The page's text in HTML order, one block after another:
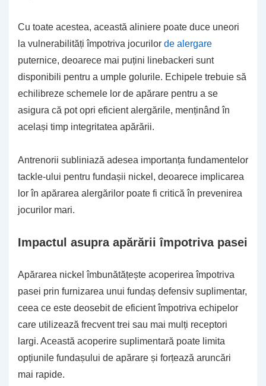
Cu toate acestea, această aliniere poate duce uneori
la vulnerabilități împotriva jocurilor de alergare
puternice, deoarece mai puțini linebackeri sunt
disponibili pentru a umple golurile. Echipele trebuie să
echilibreze schemele lor de apărare pentru a se
asigura că pot opri eficient alergările, menținând în
același timp integritatea apărării.
Antrenorii subliniază adesea importanța fundamentelor
tackle-ului pentru fundașii nickel, deoarece implicarea
lor în apărarea alergărilor poate fi critică în prevenirea
jocurilor mari.
Impactul asupra apărării împotriva pasei
Apărarea nickel îmbunătățește acoperirea împotriva
pasei prin furnizarea unui fundaș defensiv suplimentar,
ceea ce este deosebit de eficient împotriva echipelor
care utilizează frecvent trei sau mai mulți receptori
largi. Această acoperire suplimentară poate limita
opțiunile fundașului de apărare și forțează aruncări
mai rapide.